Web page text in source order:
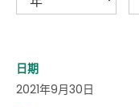
日期
2021年9月30日